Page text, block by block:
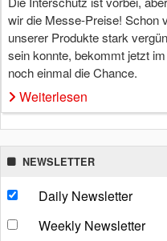
wir die Messe-Preise! Schon
unserer Produkte stark
sein konnte, bekommt jetzt
noch einmal die Chance.
Weiterlesen
NEWSLETTER
Daily Newsletter
Weekly Newsletter